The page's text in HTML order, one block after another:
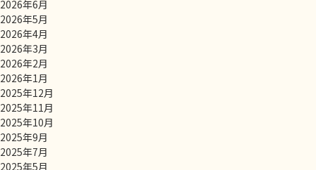
2026年6月
2026年5月
2026年4月
2026年3月
2026年2月
2026年1月
2025年12月
2025年11月
2025年10月
2025年9月
2025年7月
2025年5月